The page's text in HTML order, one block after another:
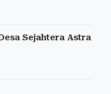
Sejahtera Astra